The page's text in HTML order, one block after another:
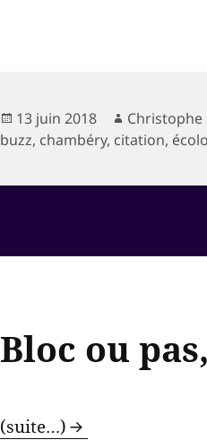
Publié
le
13 juin 2018 Auteur
Christophe
buzz, chambéry, citation,
Bloc ou
(suite…)